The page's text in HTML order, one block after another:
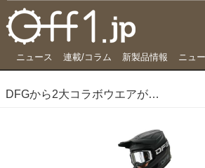
ニュース 連載/コラム 新製品情報 ニュ
DFGから2大コラボウエアが到着、BPM＆マイカルチャンプ